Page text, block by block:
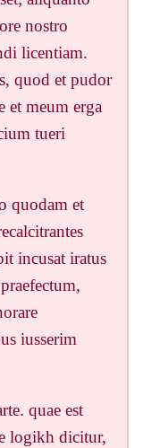
nostro
licentiam.
quod et pudor
et meum erga
tueri
quodam et
incusat iratus
iusserim
quae est
logikh dicitur,